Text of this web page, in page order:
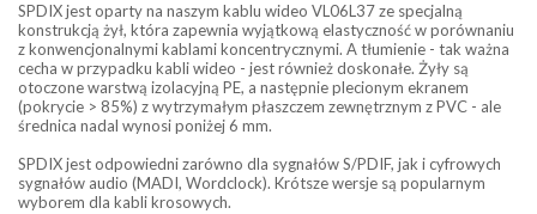
SPDIX jest oparty na naszym kablu wideo VL06L37 ze specjalną
konstrukcją żył, która zapewnia wyjątkową elastyczność w porównaniu
z konwencjonalnymi kablami koncentrycznymi. A tłumienie - tak ważna
cecha w przypadku kabli wideo - jest również doskonałe. Żyły są
otoczone warstwą izolacyjną PE, a następnie plecionym ekranem
(pokrycie > 85%) z wytrzymałym płaszczem zewnętrznym z PVC - ale
średnica nadal wynosi poniżej 6 mm.
SPDIX jest odpowiedni zarówno dla sygnałów S/PDIF, jak i cyfrowych
sygnałów audio (MADI, Wordclock). Krótsze wersje są popularnym
wyborem dla kabli krosowych.